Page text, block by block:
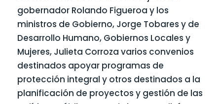
gobernador Rolando Figueroa y los
ministros de Gobierno, Jorge Tobares y de
Desarrollo Humano, Gobiernos Locales y
Mujeres, Julieta Corroza varios convenios
destinados apoyar programas de
protección integral y otros destinados a la
planificación de proyectos y gestión de las